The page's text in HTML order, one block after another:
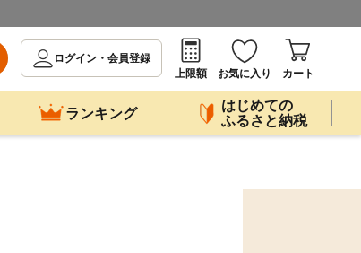
ログイン・会員登録
上限額
お気に入り カート
ランキング
はじめての
ふるさと納税